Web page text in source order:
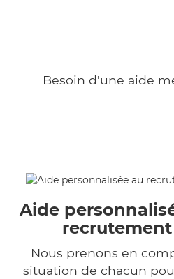
Besoin d'une aide
Aide
recrutement
Nous prenons en
situation de chacun